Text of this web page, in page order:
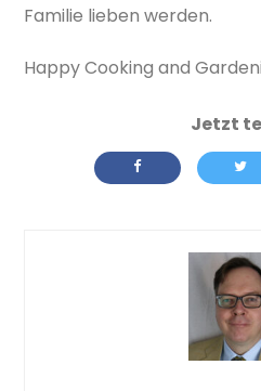
Familie lieben werden.
Happy Cooking and